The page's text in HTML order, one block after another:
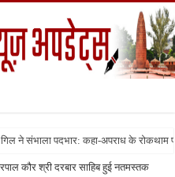
ने संभाला पदभार: कहा-अपराध के रोकथाम
कौर श्री दरबार साहिब हुई नतमस्तक